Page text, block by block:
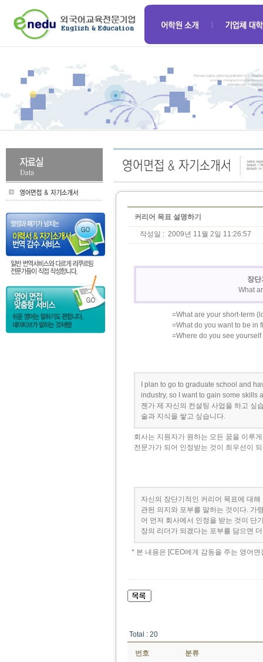
커리어 목표 설명하기
작성일 : 2009년 11월 2일 11:26:57
장
What
=What are your short-term
=What do you want to be in
=Where do you see
I plan to go to graduate school and
industry, so I want to gain some skills
젠가 제 자신의 컨설팅 사업을 하고 싶
술과 지식을 쌓고 싶습니다.
회사는 지원자가 원하는 모든 꿈을 이루
전문가가 되어 인정받는 것이 최우선이
자신의 장단기적인 커리어 목표에 대
관된 의지와 포부를 말하는 것이다. 가
어 먼저 회사에서 인정을 받는 것이 단
장의 리더가 되겠다는 포부를 담으면
* 본 내용은 [CEO에게 감동을 주는 영어
Total : 20
번호 분류